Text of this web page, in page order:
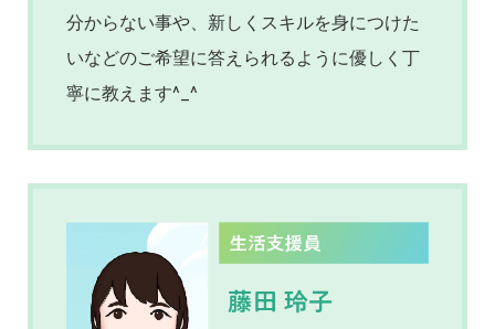
分からない事や、新しくスキルを身につけた
いなどのご希望に答えられるように優しく丁
寧に教えます^_^